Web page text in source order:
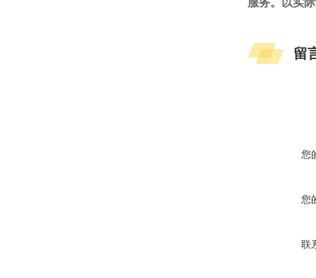
服务。以实
留
您
您
联